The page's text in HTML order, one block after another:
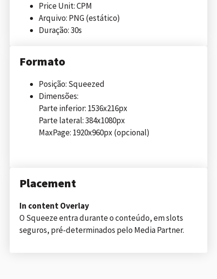
Price Unit: CPM
Arquivo: PNG (estático)
Duração: 30s
Formato
Posição: Squeezed
Dimensões:
Parte inferior: 1536x216px
Parte lateral: 384x1080px
MaxPage: 1920x960px (opcional)
Placement
In content Overlay
O Squeeze entra durante o conteúdo, em slots
seguros, pré-determinados pelo Media Partner.